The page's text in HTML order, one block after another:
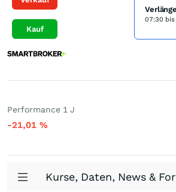
Kauf
07:30
Performance 1 J
-21,01 %
Kurse, Daten, News &